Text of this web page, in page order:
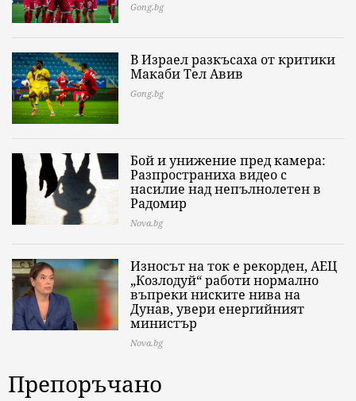
Gong.bg
В Израел разкъсаха от критики
Макаби Тел Авив
Gong.bg
Бой и унижение пред камера:
Разпространиха видео с
насилие над непълнолетен в
Радомир
Nova.bg
Износът на ток е рекорден, АЕЦ
„Козлодуй“ работи нормално
въпреки ниските нива на
Дунав, увери енергийният
министър
Nova.bg
Препоръчано